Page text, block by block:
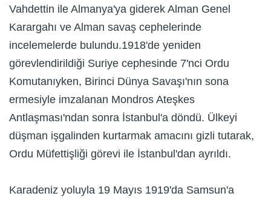
Vahdettin ile Almanya'ya giderek Alman Genel
Karargahı ve Alman savaş cephelerinde
incelemelerde bulundu.1918'de yeniden
görevlendirildiği Suriye cephesinde 7'nci Ordu
Komutanıyken, Birinci Dünya Savaşı'nın sona
ermesiyle imzalanan Mondros Ateşkes
Antlaşması'ndan sonra İstanbul'a döndü. Ülkeyi
düşman işgalinden kurtarmak amacını gizli tutarak,
Ordu Müfettişliği görevi ile İstanbul'dan ayrıldı.
Karadeniz yoluyla 19 Mayıs 1919'da Samsun'a